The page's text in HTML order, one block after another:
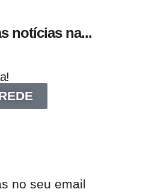
notícias na...
no seu email​